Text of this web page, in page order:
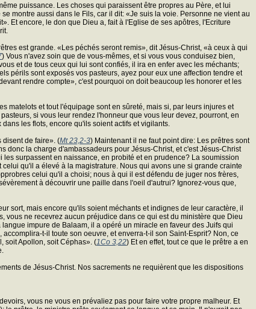
puissance. Les choses qui paraissent être propres au Père, et lui
montre aussi dans le Fils, car il dit: «Je suis la voie. Personne ne vient au
Et encore, le don que Dieu a, fait à l'Eglise de ses apôtres, l'Ecriture
est grande. «Les péchés seront remis», dit Jésus-Christ, «à ceux à qui
) Vous n'avez soin que de vous-mêmes, et si vous vous conduisez bien,
et de tous ceux qui lui sont confiés, il ira en enfer avec les méchants;
périls sont exposés vos pasteurs, ayez pour eux une affection tendre et
rendre compte», c'est pourquoi on doit beaucoup les honorer et les
matelots et tout l'équipage sont en sûreté, mais si, par leurs injures et
si vous leur rendez l'honneur que vous leur devez, pourront, en
les flots, encore qu'ils soient actifs et vigilants.
disent de faire». (Mt 23,2-3) Maintenant il ne faut point dire: Les prêtres sont
donc la charge d'ambassadeurs pour Jésus-Christ, et c'est Jésus-Christ
surpassent en naissance, en probité et en prudence? La soumission
qu'il a élevé à la magistrature. Nous qui avons une si grande crainte
celui qu'il a choisi; nous à qui il est défendu de juger nos frères,
à découvrir une paille dans l'oeil d'autrui? Ignorez-vous que,
sort, mais encore qu'ils soient méchants et indignes de leur caractère, il
vous ne recevrez aucun préjudice dans ce qui est du ministère que Dieu
impure de Balaam, il a opéré un miracle en faveur des Juifs qui
t-il toute son oeuvre, et enverra-t-il son Saint-Esprit? Non, ce
soit Apollon, soit Céphas». (1Co 3,22) Et en effet, tout ce que le prêtre a en
de Jésus-Christ. Nos sacrements ne requièrent que les dispositions
vous ne vous en prévaliez pas pour faire votre propre malheur. Et